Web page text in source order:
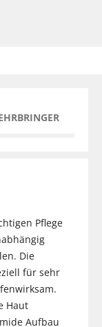
Pflege
Die
für sehr
Haut
Aufbau